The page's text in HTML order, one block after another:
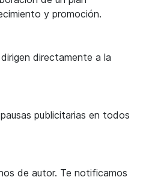
y promoción.
directamente a la
publicitarias en todos
de autor. Te notificamos